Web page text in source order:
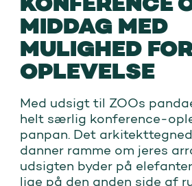
MIDDAG MED
MULIGHED
OPLEVELSE
Med udsigt til ZOOs
helt særlig konference-
panpan. Det
danner ramme om jeres
udsigten byder på
lige på den anden side af